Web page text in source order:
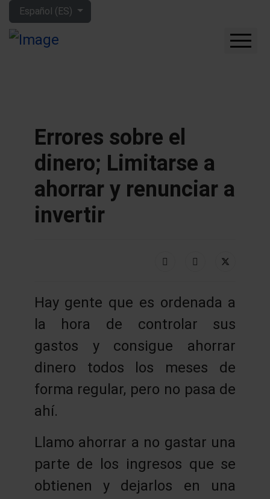
Seleccione su idioma
Español (ES)
FORO
HERRAMIENTAS
Errores sobre el
dinero; Limitarse a
ahorrar y renunciar a
invertir
Hay gente que es ordenada a
la hora de controlar sus
gastos y consigue ahorrar
dinero todos los meses de
forma regular, pero no pasa de
ahí.
Llamo ahorrar a no gastar una
parte de los ingresos que se
obtienen y dejarlos en una